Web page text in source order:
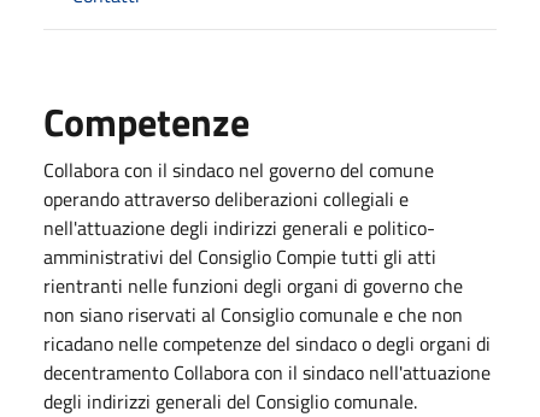
Competenze
Collabora con il sindaco nel governo del comune
operando attraverso deliberazioni collegiali e
nell'attuazione degli indirizzi generali e politico-
amministrativi del Consiglio Compie tutti gli atti
rientranti nelle funzioni degli organi di governo che
non siano riservati al Consiglio comunale e che non
ricadano nelle competenze del sindaco o degli organi di
decentramento Collabora con il sindaco nell'attuazione
degli indirizzi generali del Consiglio comunale.